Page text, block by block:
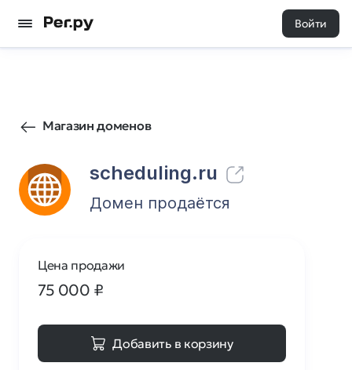
Войти
Магазин доменов
scheduling.ru
432 0
Домен продаётся
Цена продажи
75 000 ₽
Добавить в корзину